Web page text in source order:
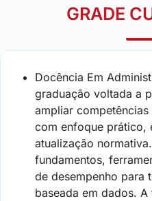
GRADE
Docência Em
graduação voltada a
ampliar
com enfoque prático,
atualização
fundamentos,
de desempenho para
baseada em dados.